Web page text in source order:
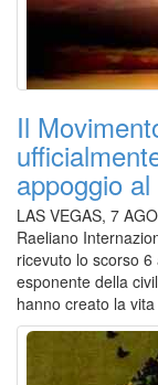
Il
appoggio
LAS VEGAS, 7
Raeliano
ricevuto lo scorso
esponente della
hanno creato la